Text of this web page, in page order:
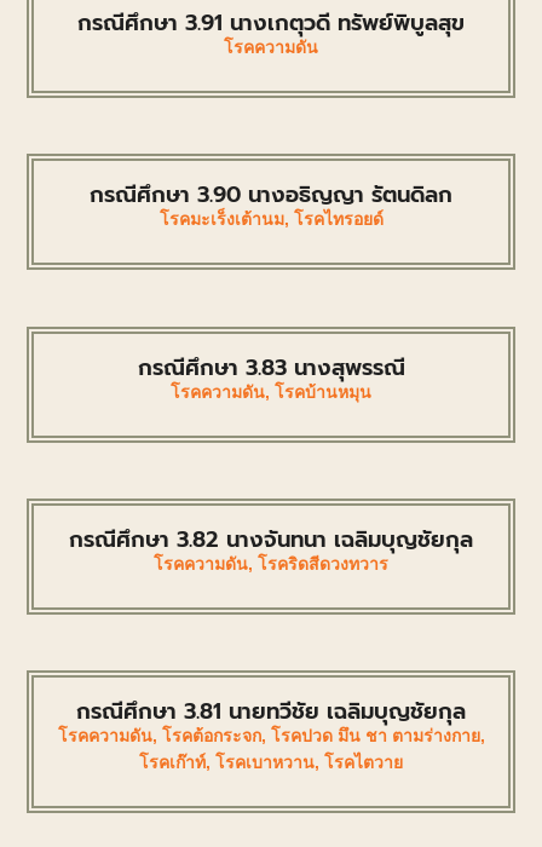
กรณีศึกษา 3.91 นางเกตุวดี ทรัพย์พิบูลสุข
โรคความดัน
กรณีศึกษา 3.90 นางอธิญญา รัตนดิลก
โรคมะเร็งเต้านม, โรคไทรอยด์
กรณีศึกษา 3.83 นางสุพรรณี
โรคความดัน, โรคบ้านหมุน
กรณีศึกษา 3.82 นางจันทนา เฉลิมบุญชัยกุล
โรคความดัน, โรคริดสีดวงทวาร
กรณีศึกษา 3.81 นายทวีชัย เฉลิมบุญชัยกุล
โรคความดัน, โรคต้อกระจก, โรคปวด มึน ชา ตามร่างกาย,
โรคเก๊าท์, โรคเบาหวาน, โรคไตวาย